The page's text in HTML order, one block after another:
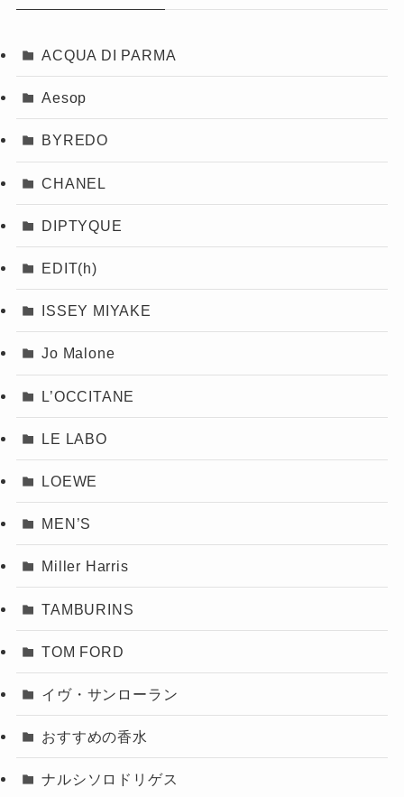
ACQUA DI PARMA
Aesop
BYREDO
CHANEL
DIPTYQUE
EDIT(h)
ISSEY MIYAKE
Jo Malone
L’OCCITANE
LE LABO
LOEWE
MEN’S
Miller Harris
TAMBURINS
TOM FORD
イヴ・サンローラン
おすすめの香水
ナルシソロドリゲス